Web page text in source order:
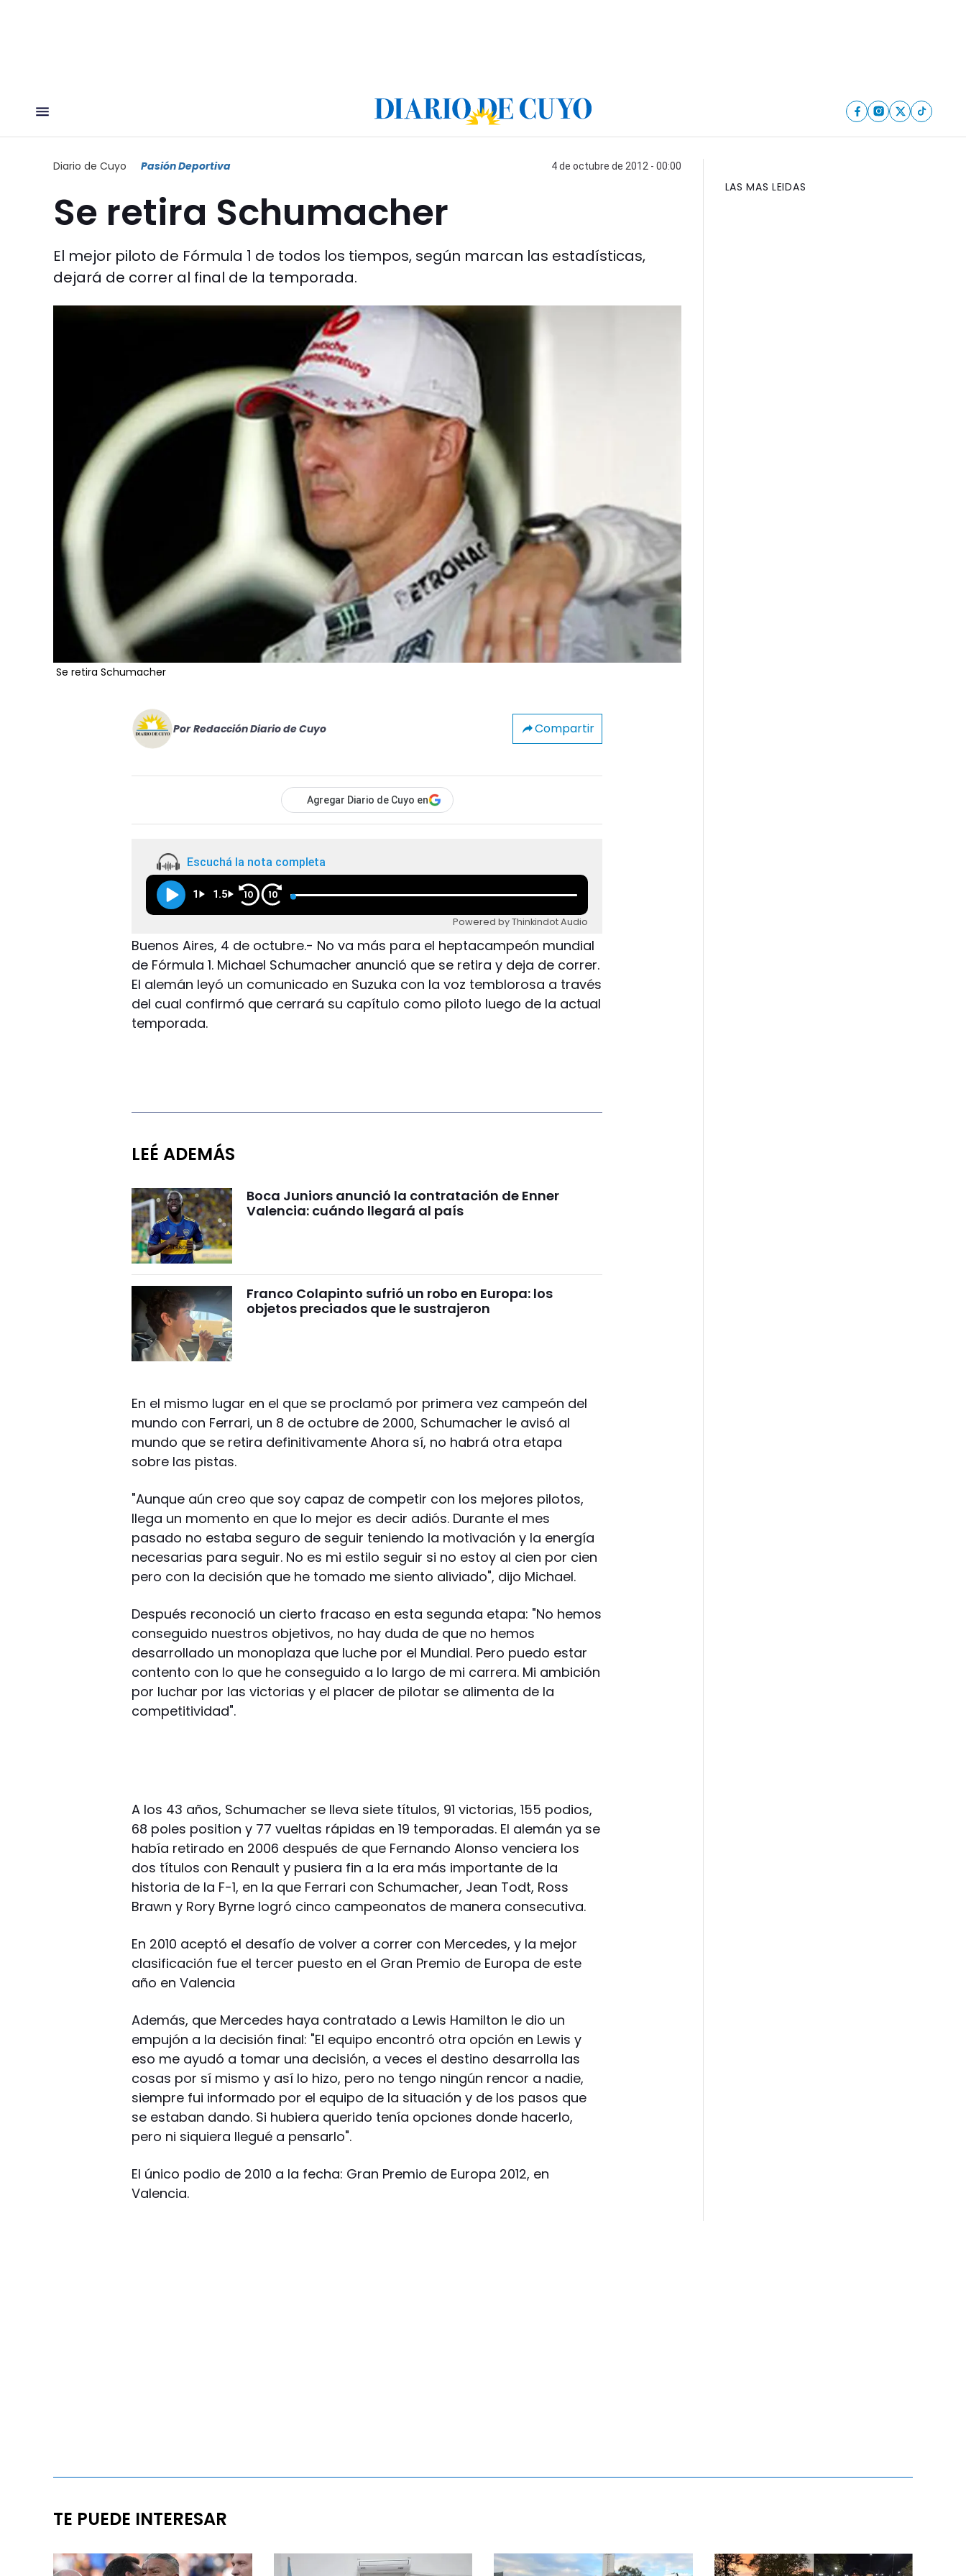
Diario de Cuyo Pasión Deportiva 4 de octubre de 2012 - 00:00
Se retira Schumacher
El mejor piloto de Fórmula 1 de todos los tiempos, según marcan las estadísticas,
dejará de correr al final de la temporada.
Se retira Schumacher
Por Redacción Diario de Cuyo Compartir
Agregar Diario de Cuyo en
Escuchá la nota completa
1 1.5 10 10
Powered by Thinkindot Audio
Buenos Aires, 4 de octubre.- No va más para el heptacampeón mundial
de Fórmula 1. Michael Schumacher anunció que se retira y deja de correr.
El alemán leyó un comunicado en Suzuka con la voz temblorosa a través
del cual confirmó que cerrará su capítulo como piloto luego de la actual
temporada.
LEÉ ADEMÁS
Boca Juniors anunció la contratación de Enner
Valencia: cuándo llegará al país
Franco Colapinto sufrió un robo en Europa: los
objetos preciados que le sustrajeron
En el mismo lugar en el que se proclamó por primera vez campeón del
mundo con Ferrari, un 8 de octubre de 2000, Schumacher le avisó al
mundo que se retira definitivamente Ahora sí, no habrá otra etapa
sobre las pistas.
"Aunque aún creo que soy capaz de competir con los mejores pilotos,
llega un momento en que lo mejor es decir adiós. Durante el mes
pasado no estaba seguro de seguir teniendo la motivación y la energía
necesarias para seguir. No es mi estilo seguir si no estoy al cien por cien
pero con la decisión que he tomado me siento aliviado", dijo Michael.
Después reconoció un cierto fracaso en esta segunda etapa: "No hemos
conseguido nuestros objetivos, no hay duda de que no hemos
desarrollado un monoplaza que luche por el Mundial. Pero puedo estar
contento con lo que he conseguido a lo largo de mi carrera. Mi ambición
por luchar por las victorias y el placer de pilotar se alimenta de la
competitividad".
A los 43 años, Schumacher se lleva siete títulos, 91 victorias, 155 podios,
68 poles position y 77 vueltas rápidas en 19 temporadas. El alemán ya se
había retirado en 2006 después de que Fernando Alonso venciera los
dos títulos con Renault y pusiera fin a la era más importante de la
historia de la F-1, en la que Ferrari con Schumacher, Jean Todt, Ross
Brawn y Rory Byrne logró cinco campeonatos de manera consecutiva.
En 2010 aceptó el desafío de volver a correr con Mercedes, y la mejor
clasificación fue el tercer puesto en el Gran Premio de Europa de este
año en Valencia
Además, que Mercedes haya contratado a Lewis Hamilton le dio un
empujón a la decisión final: "El equipo encontró otra opción en Lewis y
eso me ayudó a tomar una decisión, a veces el destino desarrolla las
cosas por sí mismo y así lo hizo, pero no tengo ningún rencor a nadie,
siempre fui informado por el equipo de la situación y de los pasos que
se estaban dando. Si hubiera querido tenía opciones donde hacerlo,
pero ni siquiera llegué a pensarlo".
El único podio de 2010 a la fecha: Gran Premio de Europa 2012, en
Valencia.
LAS MAS LEIDAS
TE PUEDE INTERESAR